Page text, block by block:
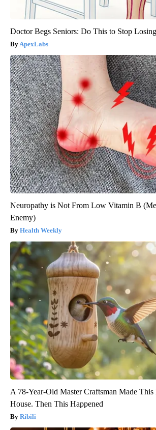
Doctor Begs Seniors: Do This to Stop
ApexLabs
Neuropathy is Not From Low Vitamin B
Enemy)
Health Weekly
A 78-Year-Old Master Craftsman Made
House. Then This Happened
Ribili